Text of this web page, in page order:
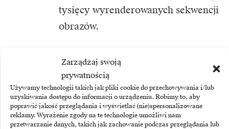
Zarządzaj swoją
prywatnością
Używamy technologii takich jak pliki cookie do przechowywania i/lub
uzyskiwania dostępu do informacji o urządzeniu. Robimy to, aby
poprawić jakość przeglądania i wyświetlać (nie)spersonalizowane
reklamy. Wyrażenie zgody na te technologie umożliwi nam
przetwarzanie danych, takich jak zachowanie podczas przeglądania lub
tysięcy wyrenderowanych sekwencji
obrazów.
– Jest już wiele aplikacji, wiele
funkcji, które wykorzystują
nauczanie maszynowe i sztuczną
inteligencję w laptopach.
Technologia DLSS sprawia,